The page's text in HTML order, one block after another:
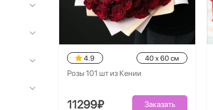
4.9 40 x 60 см
Розы 101 шт из Кении
11299₽ Заказать